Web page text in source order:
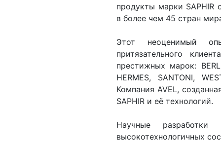
продукты марки SAPHIR
в более чем 45 стран
Этот неоценимый
притязательного
престижных марок:
HERMES, SANTONI,
Компания AVEL,
SAPHIR и её технологий.
Научные
высокотехнологичных